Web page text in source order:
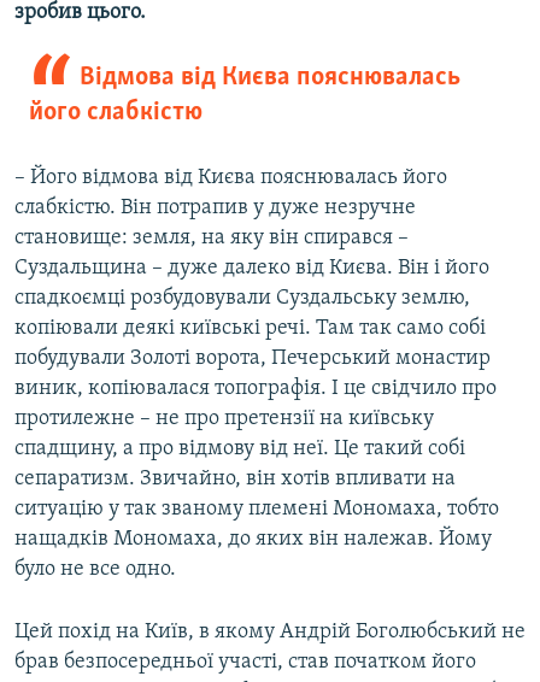
зробив цього.
Відмова від Києва пояснювалась
його слабкістю
– Його відмова від Києва пояснювалась його
слабкістю. Він потрапив у дуже незручне
становище: земля, на яку він спирався –
Суздальщина – дуже далеко від Києва. Він і його
спадкоємці розбудовували Суздальську землю,
копіювали деякі київські речі. Там так само собі
побудували Золоті ворота, Печерський монастир
виник, копіювалася топографія. І це свідчило про
протилежне – не про претензії на київську
спадщину, а про відмову від неї. Це такий собі
сепаратизм. Звичайно, він хотів впливати на
ситуацію у так званому племені Мономаха, тобто
нащадків Мономаха, до яких він належав. Йому
було не все одно.
Цей похід на Київ, в якому Андрій Боголюбський не
брав безпосередньої участі, став початком його